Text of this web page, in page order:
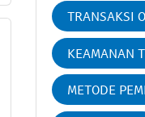
TRANSAKSI
KEAMANAN
METODE